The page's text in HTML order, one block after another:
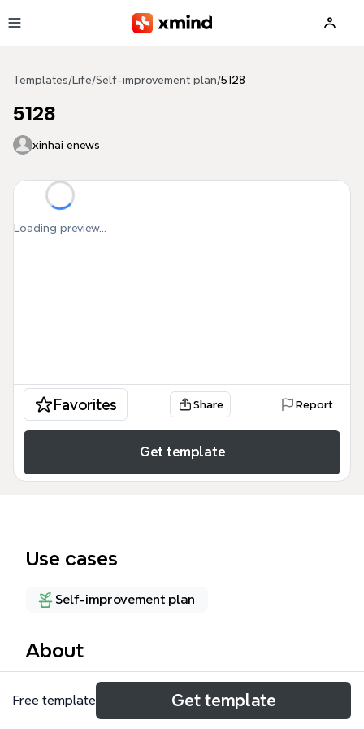
Templates/ Life/Self-improvement plan/5128
5128
xinhai enews
Loading preview...
Favorites Share Report
Get template
Use cases
Self-improvement plan
About
5128 心智圖是一個專為個人學習與生活管理設計的模
板，涵蓋武術、畫圖、資訊、運動四大領域，共 33 個
Free template Get template